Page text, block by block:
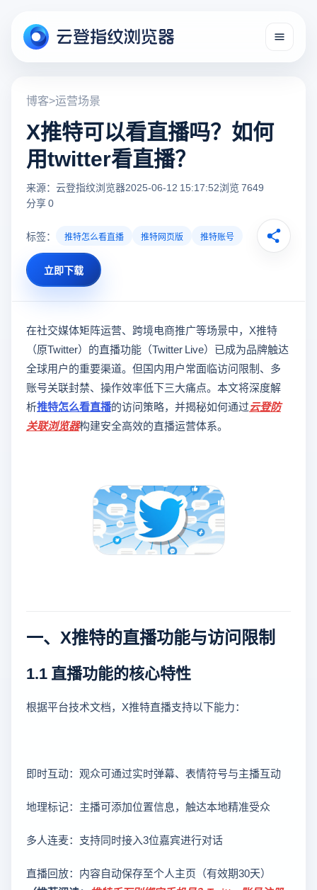
博客>运营场景
X推特可以看直播吗？如何
用twitter看直播？
来源：云登指纹浏览器2025-06-12 15:17:52浏览 7649
分享 0
标签： 推特怎么看直播 推特网页版 推特账号
立即下载
在社交媒体矩阵运营、跨境电商推广等场景中，X推特
（原Twitter）的直播功能（Twitter Live）已成为品牌触达
全球用户的重要渠道。但国内用户常面临访问限制、多
账号关联封禁、操作效率低下三大痛点。本文将深度解
析推特怎么看直播的访问策略，并揭秘如何通过云登防
关联浏览器构建安全高效的直播运营体系。
一、X推特的直播功能与访问限制
1.1 直播功能的核心特性
根据平台技术文档，X推特直播支持以下能力：
即时互动：观众可通过实时弹幕、表情符号与主播互动
地理标记：主播可添加位置信息，触达本地精准受众
多人连麦：支持同时接入3位嘉宾进行对话
直播回放：内容自动保存至个人主页（有效期30天）